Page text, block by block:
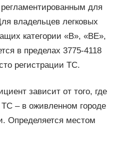
для
владельцев легковых
категории «В», «ВЕ»,
в пределах 3775-4118
регистрации ТС.
зависит от того, где
ТС – в оживленном городе
Определяется местом